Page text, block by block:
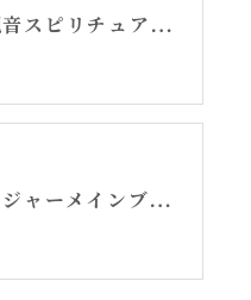
白衣観音スピリチュアル女神開花チーム活動記録YouTube②
セントジャーメインブレッシングカード原画たちお帰りなさい動画